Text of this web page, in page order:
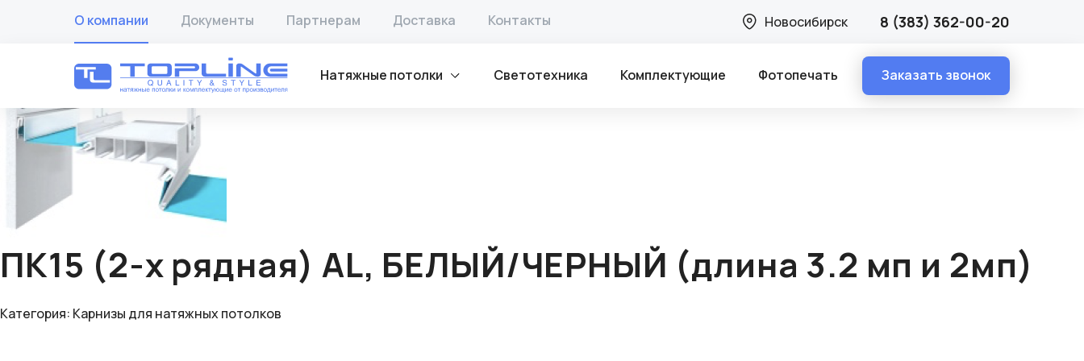
О компании Документы Партнерам Доставка Контакты Новосибирск 8 (383) 362-00-20
Натяжные потолки Светотехника Комплектующие Фотопечать Заказать звонок
ПК15 (2-х рядная) AL, БЕЛЫЙ/ЧЕРНЫЙ (длина 3.2 мп и 2мп)
Категория: Карнизы для натяжных потолков